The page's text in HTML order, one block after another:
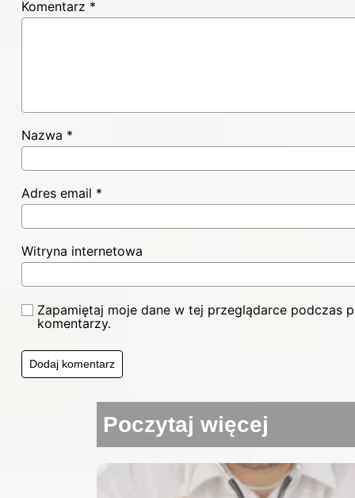
Komentarz *
Nazwa *
Adres email *
Witryna internetowa
Zapamiętaj moje dane w tej przeglądarce podczas
komentarzy.
Poczytaj więcej